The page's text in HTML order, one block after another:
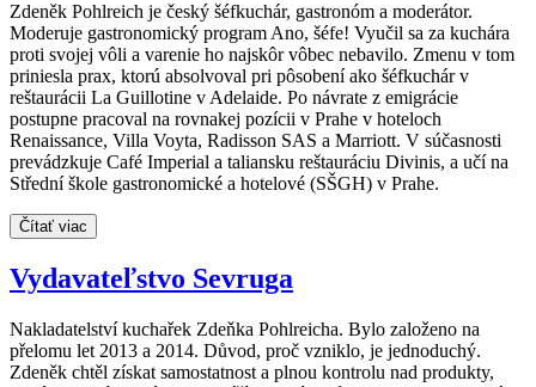
Zdeněk Pohlreich je český šéfkuchár, gastronóm a moderátor.
Moderuje gastronomický program Ano, šéfe! Vyučil sa za kuchára
proti svojej vôli a varenie ho najskôr vôbec nebavilo. Zmenu v tom
priniesla prax, ktorú absolvoval pri pôsobení ako šéfkuchár v
reštaurácii La Guillotine v Adelaide. Po návrate z emigrácie
postupne pracoval na rovnakej pozícii v Prahe v hoteloch
Renaissance, Villa Voyta, Radisson SAS a Marriott. V súčasnosti
prevádzkuje Café Imperial a taliansku reštauráciu Divinis, a učí na
Střední škole gastronomické a hotelové (SŠGH) v Prahe.
Čítať viac
Vydavateľstvo Sevruga
Nakladatelství kuchařek Zdeňka Pohlreicha. Bylo založeno na
přelomu let 2013 a 2014. Důvod, proč vzniklo, je jednoduchý.
Zdeněk chtěl získat samostatnost a plnou kontrolu nad produkty,